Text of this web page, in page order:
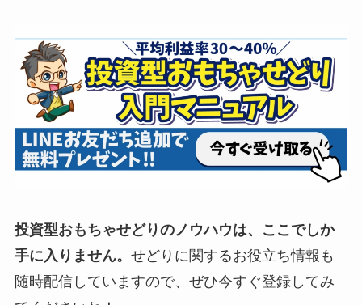
投資型おもちゃせどりのノウハウは、ここでしか
手に入りません。 せどりに関するお役立ち情報も
随時配信していますので、ぜひ今すぐ登録してみ